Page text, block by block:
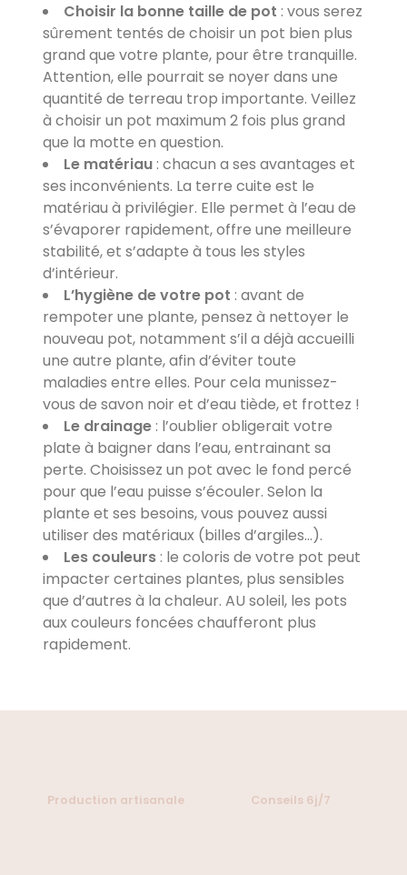
Choisir la bonne taille de pot : vous serez
sûrement tentés de choisir un pot bien plus
grand que votre plante, pour être tranquille.
Attention, elle pourrait se noyer dans une
quantité de terreau trop importante. Veillez
à choisir un pot maximum 2 fois plus grand
que la motte en question.
Le matériau : chacun a ses avantages et
ses inconvénients. La terre cuite est le
matériau à privilégier. Elle permet à l’eau de
s’évaporer rapidement, offre une meilleure
stabilité, et s’adapte à tous les styles
d’intérieur.
L’hygiène de votre pot : avant de
rempoter une plante, pensez à nettoyer le
nouveau pot, notamment s’il a déjà accueilli
une autre plante, afin d’éviter toute
maladies entre elles. Pour cela munissez-
vous de savon noir et d’eau tiède, et frottez !
Le drainage : l’oublier obligerait votre
plate à baigner dans l’eau, entrainant sa
perte. Choisissez un pot avec le fond percé
pour que l’eau puisse s’écouler. Selon la
plante et ses besoins, vous pouvez aussi
utiliser des matériaux (billes d’argiles…).
Les couleurs : le coloris de votre pot peut
impacter certaines plantes, plus sensibles
que d’autres à la chaleur. AU soleil, les pots
aux couleurs foncées chaufferont plus
rapidement.
Production artisanale Conseils 6j/7